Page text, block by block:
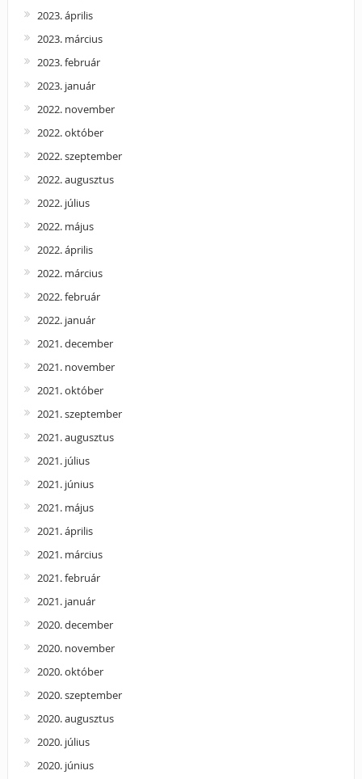
2023. április
2023. március
2023. február
2023. január
2022. november
2022. október
2022. szeptember
2022. augusztus
2022. július
2022. május
2022. április
2022. március
2022. február
2022. január
2021. december
2021. november
2021. október
2021. szeptember
2021. augusztus
2021. július
2021. június
2021. május
2021. április
2021. március
2021. február
2021. január
2020. december
2020. november
2020. október
2020. szeptember
2020. augusztus
2020. július
2020. június